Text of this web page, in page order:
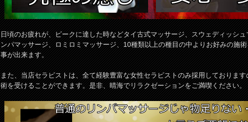
日頃のお疲れが、ピークに達した時などタイ古式マッサージ、スウェディッシ
ンパマッサージ、ロミロミマッサージ、10種類以上の種目の中よりお好みの施
事が出来ます。
また、当店セラピストは、全て経験豊富な女性セラピストのみ採用しておりま
術を受けることができます。是非、晴海でリラクゼーションをご満喫ください。